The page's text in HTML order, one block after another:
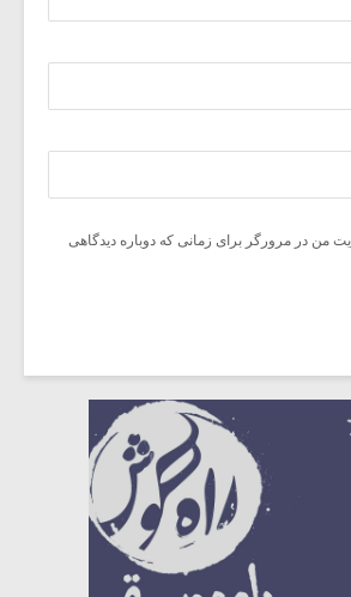
من در مرورگر برای زمانی که دوباره دیدگاهی